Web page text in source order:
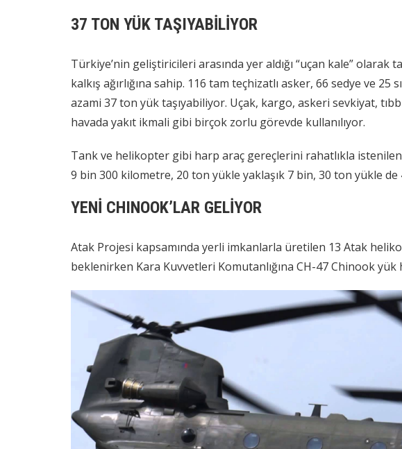
37 TON YÜK TAŞIYABİLİYOR
Türkiye’nin geliştiricileri arasında yer aldığı “uçan kale” olarak
kalkış ağırlığına sahip. 116 tam teçhizatlı asker, 66 sedye ve
azami 37 ton yük taşıyabiliyor. Uçak, kargo, askeri sevkiyat,
havada yakıt ikmali gibi birçok zorlu görevde kullanılıyor.
Tank ve helikopter gibi harp araç gereçlerini rahatlıkla
9 bin 300 kilometre, 20 ton yükle yaklaşık 7 bin, 30 ton yükle
YENİ CHINOOK’LAR GELİYOR
Atak Projesi kapsamında yerli imkanlarla üretilen 13 Atak
beklenirken Kara Kuvvetleri Komutanlığına CH-47 Chinook yük